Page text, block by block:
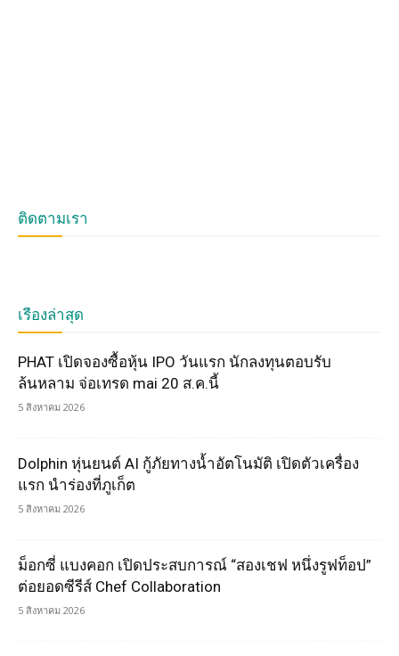
ติดตามเรา
เรื่องล่าสุด
PHAT เปิดจองซื้อหุ้น IPO วันแรก นักลงทุนตอบรับ
ล้นหลาม จ่อเทรด mai 20 ส.ค.นี้
5 สิงหาคม 2026
Dolphin หุ่นยนต์ AI กู้ภัยทางน้ำอัตโนมัติ เปิดตัวเครื่อง
แรก นำร่องที่ภูเก็ต
5 สิงหาคม 2026
ม็อกซี่ แบงคอก เปิดประสบการณ์ “สองเชฟ หนึ่งรูฟท็อป”
ต่อยอดซีรีส์ Chef Collaboration
5 สิงหาคม 2026